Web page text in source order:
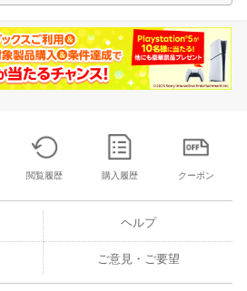
閲覧履歴 購入履歴 クーポン
ヘルプ
ご意見・ご要望